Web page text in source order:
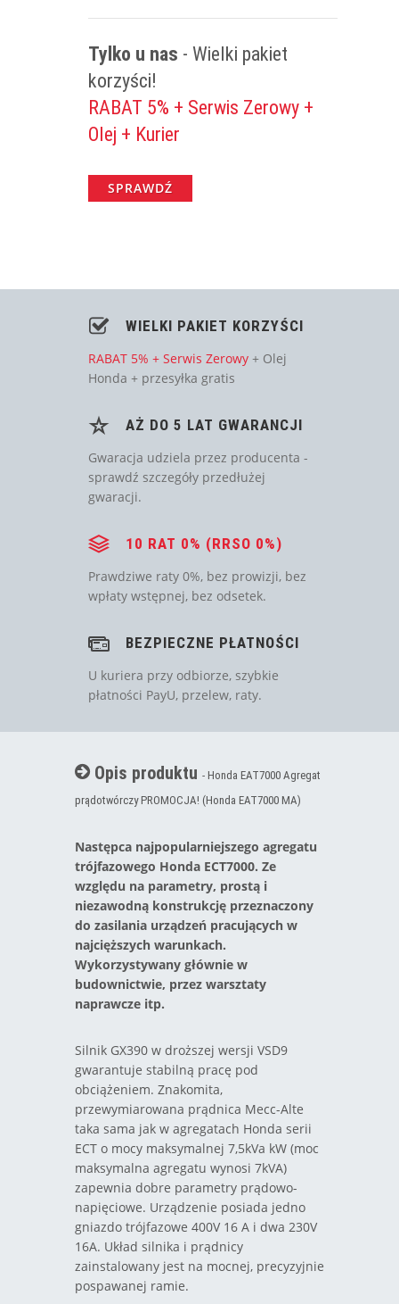
Tylko u nas - Wielki pakiet
korzyści!
RABAT 5% + Serwis Zerowy +
Olej + Kurier
SPRAWDŹ
WIELKI PAKIET KORZYŚCI
RABAT 5% + Serwis Zerowy + Olej
Honda + przesyłka gratis
AŻ DO 5 LAT GWARANCJI
Gwaracja udziela przez producenta -
sprawdź szczegóły przedłużej
gwaracji.
10 RAT 0% (RRSO 0%)
Prawdziwe raty 0%, bez prowizji, bez
wpłaty wstępnej, bez odsetek.
BEZPIECZNE PŁATNOŚCI
U kuriera przy odbiorze, szybkie
płatności PayU, przelew, raty.
Opis produktu - Honda EAT7000 Agregat
prądotwórczy PROMOCJA! (Honda EAT7000 MA)
Następca najpopularniejszego agregatu
trójfazowego Honda ECT7000. Ze
względu na parametry, prostą i
niezawodną konstrukcję przeznaczony
do zasilania urządzeń pracujących w
najcięższych warunkach.
Wykorzystywany głównie w
budownictwie, przez warsztaty
naprawcze itp.
Silnik GX390 w droższej wersji VSD9
gwarantuje stabilną pracę pod
obciążeniem. Znakomita,
przewymiarowana prądnica Mecc-Alte
taka sama jak w agregatach Honda serii
ECT o mocy maksymalnej 7,5kVa kW (moc
maksymalna agregatu wynosi 7kVA)
zapewnia dobre parametry prądowo-
napięciowe. Urządzenie posiada jedno
gniazdo trójfazowe 400V 16 A i dwa 230V
16A. Układ silnika i prądnicy
zainstalowany jest na mocnej, precyzyjnie
pospawanej ramie.